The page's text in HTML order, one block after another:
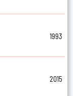
1993
2015